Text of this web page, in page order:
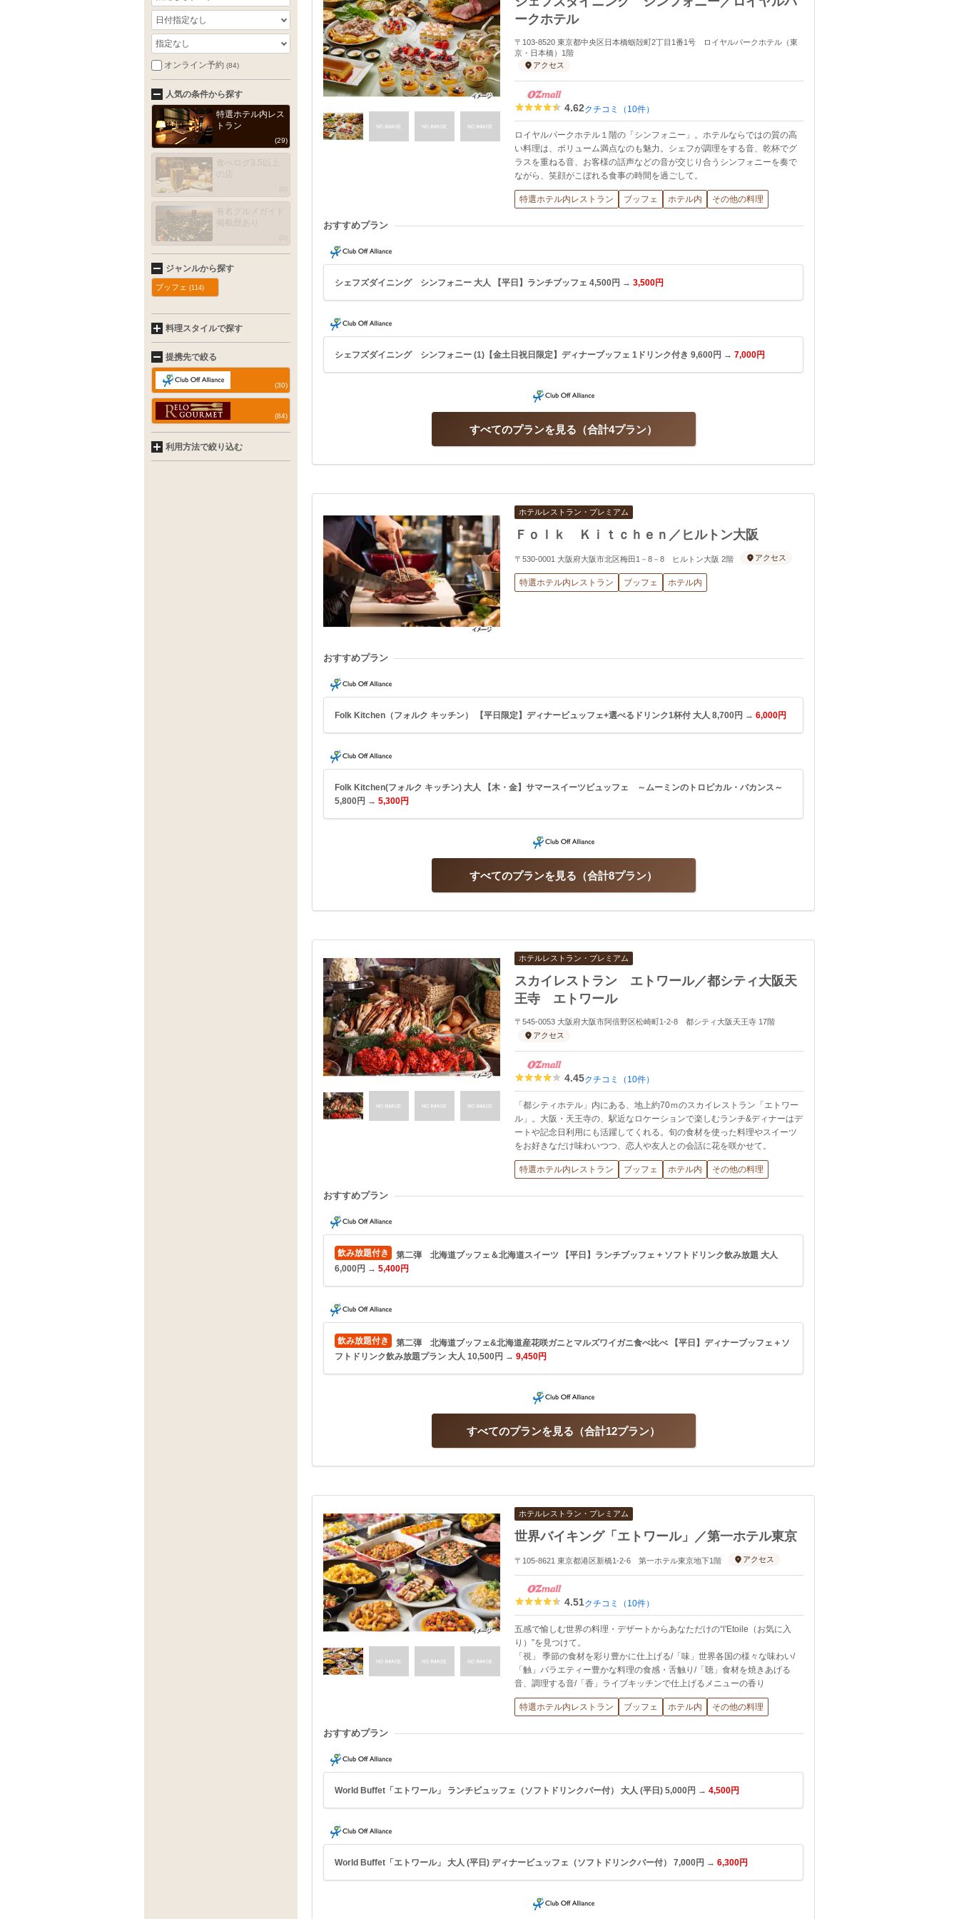
ークホテル
〒103-8520 東京都中央区日本橋蛎殻町2丁目1番1号 ロイヤルパークホテル（東
京・日本橋）1階
アクセス
4.62クチコミ（10件）
ロイヤルパークホテル１階の「シンフォニー」。ホテルならではの質の高
い料理は、ボリューム満点なのも魅力。シェフが調理をする音、乾杯でグ
ラスを重ねる音、お客様の話声などの音が交じり合うシンフォニーを奏で
ながら、笑顔がこぼれる食事の時間を過ごして。
特選ホテル内レストラン ブッフェ ホテル内 その他の料理
おすすめプラン
シェフズダイニング シンフォニー 大人 【平日】ランチブッフェ 4,500円 → 3,500円
シェフズダイニング シンフォニー (1)【金土日祝日限定】ディナーブッフェ 1ドリンク付き 9,600円 → 7,000円
合計4プラン
すべてのプランを見る
ホテルレストラン・プレミアム
Ｆｏｌｋ Ｋｉｔｃｈｅｎ／ヒルトン大阪
〒530-0001 大阪府大阪市北区梅田1－8－8 ヒルトン大阪 2階 アクセス
特選ホテル内レストラン ブッフェ ホテル内
おすすめプラン
Folk Kitchen（フォルク キッチン） 【平日限定】ディナービュッフェ+選べるドリンク1杯付 大人 8,700円 → 6,000円
Folk Kitchen(フォルク キッチン) 大人 【木・金】サマースイーツビュッフェ ～ムーミンのトロピカル・バカンス～
5,800円 → 5,300円
合計8プラン
すべてのプランを見る
ホテルレストラン・プレミアム
スカイレストラン エトワール／都シティ大阪天
王寺 エトワール
〒545-0053 大阪府大阪市阿倍野区松崎町1-2-8 都シティ大阪天王寺 17階
アクセス
4.45クチコミ（10件）
「都シティホテル」内にある、地上約70ｍのスカイレストラン「エトワー
ル」。大阪・天王寺の、駅近なロケーションで楽しむランチ&ディナーはデ
ートや記念日利用にも活躍してくれる。旬の食材を使った料理やスイーツ
をお好きなだけ味わいつつ、恋人や友人との会話に花を咲かせて。
特選ホテル内レストラン ブッフェ ホテル内 その他の料理
おすすめプラン
飲み放題付き
第二弾 北海道ブッフェ＆北海道スイーツ 【平日】ランチブッフェ + ソフトドリンク飲み放題 大人
6,000円 → 5,400円
飲み放題付き
第二弾 北海道ブッフェ&北海道産花咲ガニとマルズワイガニ食べ比べ 【平日】ディナーブッフェ＋ソ
フトドリンク飲み放題プラン 大人 10,500円 → 9,450円
合計12プラン
すべてのプランを見る
ホテルレストラン・プレミアム
世界バイキング「エトワール」／第一ホテル東京
〒105-8621 東京都港区新橋1-2-6 第一ホテル東京地下1階 アクセス
4.51クチコミ（10件）
五感で愉しむ世界の料理・デザートからあなただけの“l'Etoile（お気に入
り）”を見つけて。
「視」 季節の食材を彩り豊かに仕上げる/「味」世界各国の様々な味わい/
「触」バラエティー豊かな料理の食感・舌触り/「聴」食材を焼きあげる
音、調理する音/「香」ライブキッチンで仕上げるメニューの香り
特選ホテル内レストラン ブッフェ ホテル内 その他の料理
おすすめプラン
World Buffet「エトワール」 ランチビュッフェ（ソフトドリンクバー付） 大人 (平日) 5,000円 → 4,500円
World Buffet「エトワール」 大人 (平日) ディナービュッフェ（ソフトドリンクバー付） 7,000円 → 6,300円
日付指定なし
指定なし
オンライン予約 (84)
人気の条件から探す
特選ホテル内レス
トラン
(29)
食べログ3.5以上
の店
有名グルメガイド
掲載歴あり
ジャンルから探す
ブッフェ (114)
料理スタイルで探す
提携先で絞る
(30)
(84)
利用方法で絞り込む